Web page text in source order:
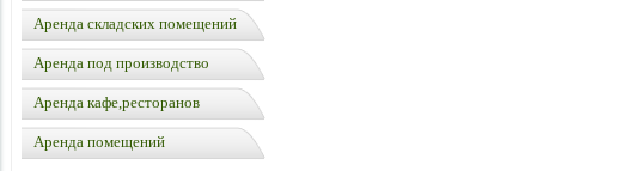
Аренда складских помещений
Аренда под производство
Аренда кафе,ресторанов
Аренда помещений